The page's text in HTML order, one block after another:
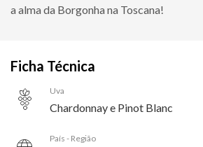
a alma da Borgonha na Toscana!
Ficha Técnica
Uva
Chardonnay e Pinot Blanc
País - Região